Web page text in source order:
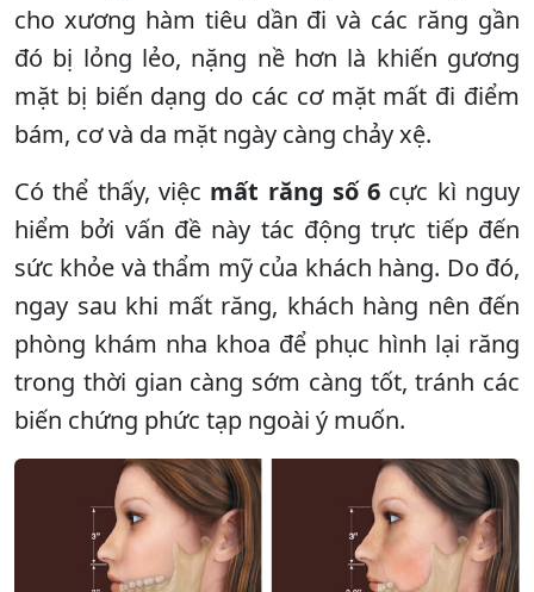
cho xương hàm tiêu dần đi và các răng gần
đó bị lỏng lẻo, nặng nề hơn là khiến gương
mặt bị biến dạng do các cơ mặt mất đi điểm
bám, cơ và da mặt ngày càng chảy xệ.
Có thể thấy, việc mất răng số 6 cực kì nguy
hiểm bởi vấn đề này tác động trực tiếp đến
sức khỏe và thẩm mỹ của khách hàng. Do đó,
ngay sau khi mất răng, khách hàng nên đến
phòng khám nha khoa để phục hình lại răng
trong thời gian càng sớm càng tốt, tránh các
biến chứng phức tạp ngoài ý muốn.